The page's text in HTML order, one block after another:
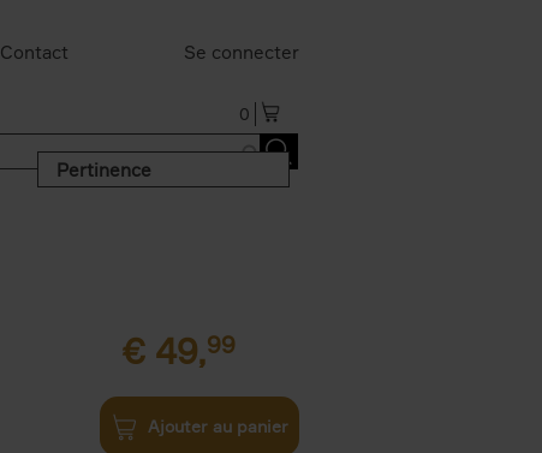
Contact Se connecter
0
Pertinence
€ 49,99
Ajouter au panier